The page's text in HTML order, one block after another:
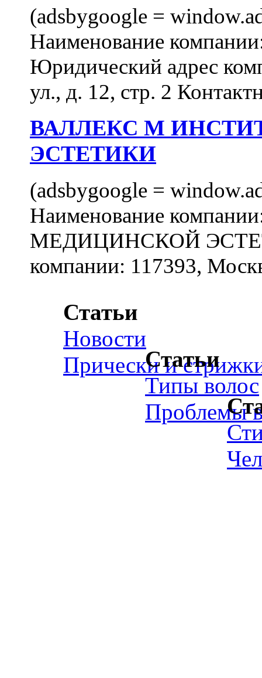
(adsbygoogle =
Наименование
Юридический адрес
ул., д. 12, стр. 2
ВАЛЛЕКС М
ЭСТЕТИКИ
(adsbygoogle =
Наименование
МЕДИЦИНСКОЙ
компании: 117393,
Статьи
Новости
Прически иСтатьи
Типы волос
Проблемы